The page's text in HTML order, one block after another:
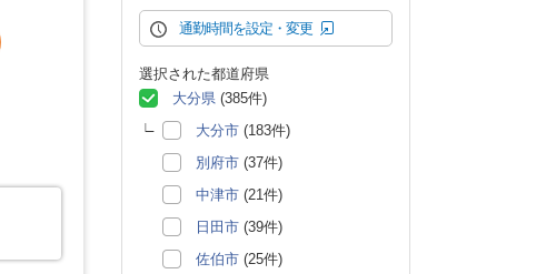
通勤時間を設定・変更
選択された都道府県
大分県 (385件)
大分市 (183件)
別府市 (37件)
中津市 (21件)
日田市 (39件)
佐伯市 (25件)